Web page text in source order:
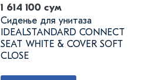
1 614 100 сум
Сиденье для унитаза
IDEALSTANDARD CONNECT
SEAT WHITE & COVER SOFT
CLOSE